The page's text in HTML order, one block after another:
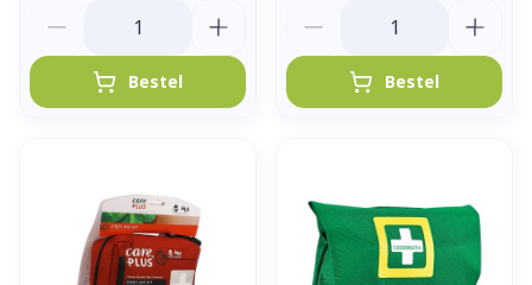
Bestel Bestel